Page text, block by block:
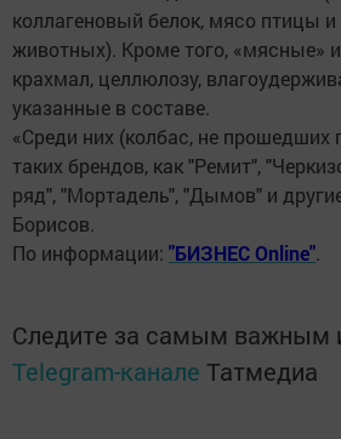
коллагеновый белок, мясо птицы
животных). Кроме того, «мясные»
крахмал, целлюлозу,
указанные в составе.
«Среди них (колбас, не прошедших
таких брендов, как "Ремит",
ряд", "Мортадель", "Дымов" и
Борисов.
По информации: "БИЗНЕС Online".
Следите за самым важным
Telegram-канале Татмедиа